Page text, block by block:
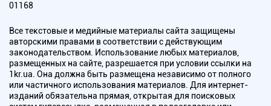
01168
Все текстовые и медийные материалы сайта защищены
авторскими правами в соответствии с действующим
законодательством. Использование любых материалов,
размещенных на сайте, разрешается при условии ссылки на
1kr.ua. Она должна быть размещена независимо от полного
или частичного использования материалов. Для интернет-
изданий обязательна прямая, открытая для поисковых